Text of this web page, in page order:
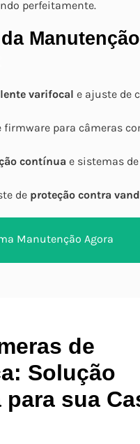
perfeitamente.
Manutenção
lente varifocal e ajuste de
firmware para câmeras
contínua e sistemas de
de proteção contra
Manutenção Agora
de
Solução
para sua